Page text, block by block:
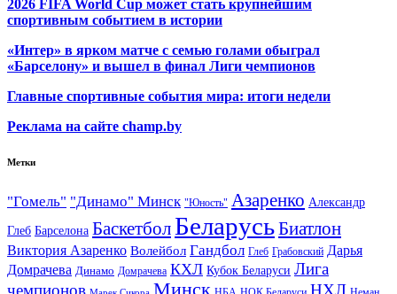
2026 FIFA World Cup может стать крупнейшим
спортивным событием в истории
«Интер» в ярком матче с семью голами обыграл
«Барселону» и вышел в финал Лиги чемпионов
Главные спортивные события мира: итоги недели
Реклама на сайте champ.by
Метки
"Гомель" "Динамо" Минск "Юность" Азаренко Александр
Глеб Барселона Баскетбол БеларусьБиатлон
Виктория Азаренко Волейбол Гандбол Глеб Грабовский Дарья
Домрачева Динамо Домрачева КХЛ Кубок Беларуси Лига
чемпионов Марек Сикора Минск НХЛ